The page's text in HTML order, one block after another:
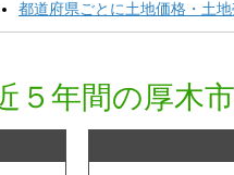
都道府県ごとに土地価格・土
５年間の厚木